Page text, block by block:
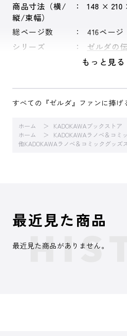
商品寸法（横/
縦/束幅）
148 × 210
総ページ数
416ページ
シリーズ
ゼルダの
もっと見る
すべての『ゼルダ』ファンに捧げ
ホーム KADOKAWAブックストア
ホーム
KADOKAWAラノベ＆コミ
他KADOKAWAラノベ＆コミックグッズ
最近見た商品
最近見た商品がありません。